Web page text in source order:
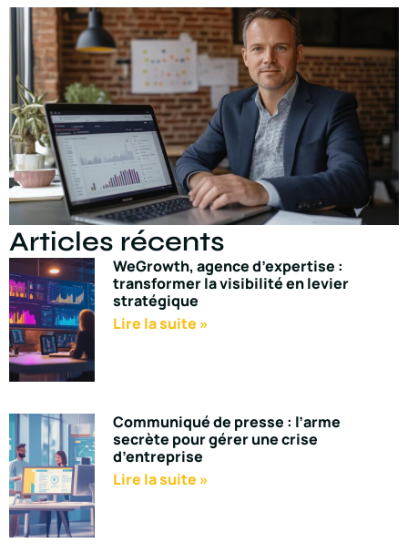
Articles récents
WeGrowth, agence d’expertise :
transformer la visibilité en levier
stratégique
Lire la suite »
Communiqué de presse : l’arme
secrète pour gérer une crise
d’entreprise
Lire la suite »